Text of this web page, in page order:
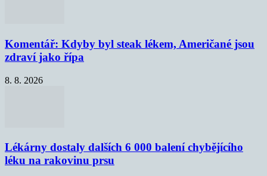
Komentář: Kdyby byl steak lékem, Američané jsou
zdraví jako řípa
8. 8. 2026
Lékárny dostaly dalších 6 000 balení chybějícího
léku na rakovinu prsu